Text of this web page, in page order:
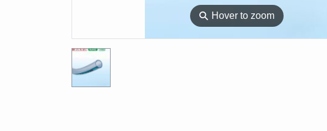
⚲ Hover to zoom